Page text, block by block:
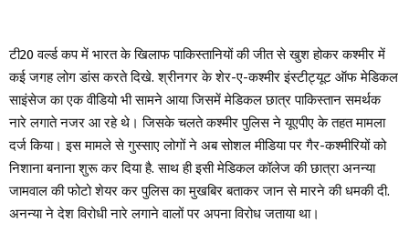
टी20 वर्ल्ड कप में भारत के खिलाफ पाकिस्तानियों की जीत से खुश होकर कश्मीर में
कई जगह लोग डांस करते दिखे. श्रीनगर के शेर-ए-कश्मीर इंस्टीट्यूट ऑफ मेडिकल
साइंसेज का एक वीडियो भी सामने आया जिसमें मेडिकल छात्र पाकिस्तान समर्थक
नारे लगाते नजर आ रहे थे। जिसके चलते कश्मीर पुलिस ने यूएपीए के तहत मामला
दर्ज किया। इस मामले से गुस्साए लोगों ने अब सोशल मीडिया पर गैर-कश्मीरियों को
निशाना बनाना शुरू कर दिया है. साथ ही इसी मेडिकल कॉलेज की छात्रा अनन्या
जामवाल की फोटो शेयर कर पुलिस का मुखबिर बताकर जान से मारने की धमकी दी.
अनन्या ने देश विरोधी नारे लगाने वालों पर अपना विरोध जताया था।